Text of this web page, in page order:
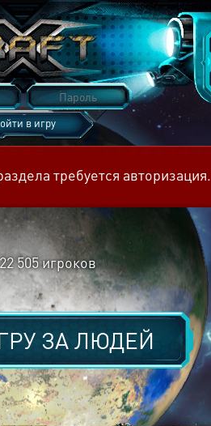
в игру
требуется авторизация.
22 505игроков
ЗАЛЮДЕЙ